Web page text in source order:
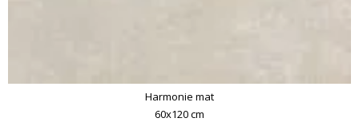
Harmonie mat
60x120 cm